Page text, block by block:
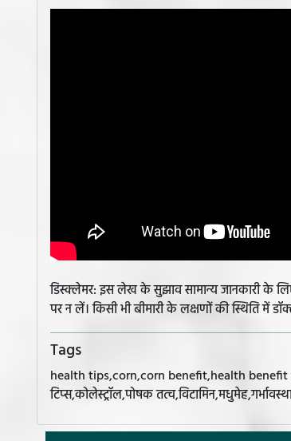
डिस्क्लेमर: इस लेख के सुझाव सामान्य जानकारी के
पर न लें। किसी भी बीमारी के लक्षणों की स्थिति में
Tags
health tips,corn,corn benefit,health
टिप्स,कोलेस्ट्रॉल,पोषक